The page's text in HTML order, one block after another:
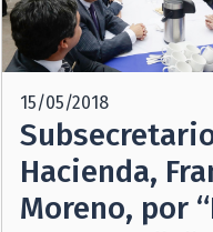
15/05/2018
Hacienda,
Moreno, por